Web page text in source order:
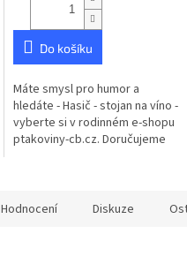
hvězdiček.
Do košíku
Máte smysl pro humor a
hledáte - Hasič - stojan na víno -
vyberte si v rodinném e-shopu
ptakoviny-cb.cz. Doručujeme
Hodnocení Diskuze